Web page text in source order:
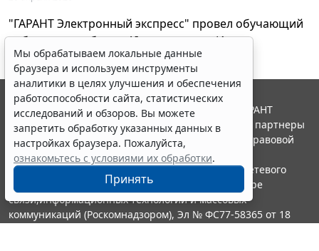
"ГАРАНТ Электронный экспресс" провел обучающий
вебинар по работе с AI-ассистентом Искра
23 апреля 2026
Мы обрабатываем локальные данные
браузера и используем инструменты
аналитики в целях улучшения и обеспечения
работоспособности сайта, статистических
исследований и обзоров. Вы можете
запретить обработку указанных данных в
настройках браузера. Пожалуйста,
ознакомьтесь с условиями их обработки.
Принять
© ООО "НПП "ГАРАНТ-СЕРВИС", 2026. Система ГАРАНТ
выпускается с 1990 года. Компания "Гарант" и ее партнеры
являются участниками Российской ассоциации правовой
информации ГАРАНТ.
Портал ГАРАНТ.РУ зарегистрирован в качестве сетевого
издания Федеральной службой по надзору в сфере
связи,информационных технологий и массовых
коммуникаций (Роскомнадзором), Эл № ФС77-58365 от 18